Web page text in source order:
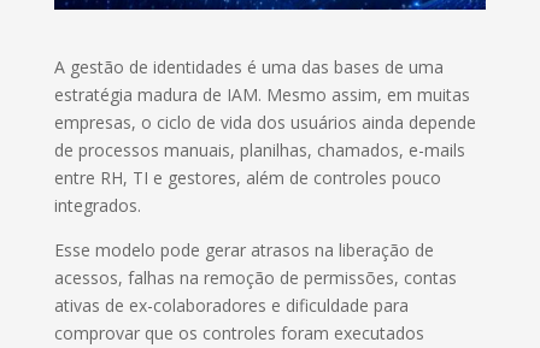
A gestão de identidades é uma das bases de uma
estratégia madura de IAM. Mesmo assim, em muitas
empresas, o ciclo de vida dos usuários ainda depende
de processos manuais, planilhas, chamados, e-mails
entre RH, TI e gestores, além de controles pouco
integrados.
Esse modelo pode gerar atrasos na liberação de
acessos, falhas na remoção de permissões, contas
ativas de ex-colaboradores e dificuldade para
comprovar que os controles foram executados